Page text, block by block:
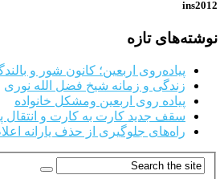
ins2012
نوشته‌های تازه
پیاده‌روی اربعین؛ کانون شور و
زندگی و زمانه شیخ فضل الله نوری
پیاده روی اربعین ومشکل خانواده
سقف جدید کارت به کارت و انتقال
راه‌های جلوگیری از حذف یارانه